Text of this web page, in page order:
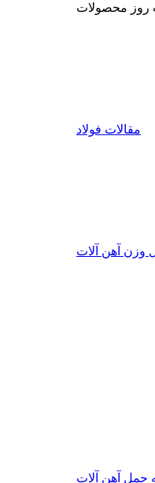
روز محصولات
مقالات فولاد
وزن آهن آلات
حمل آهن آلات